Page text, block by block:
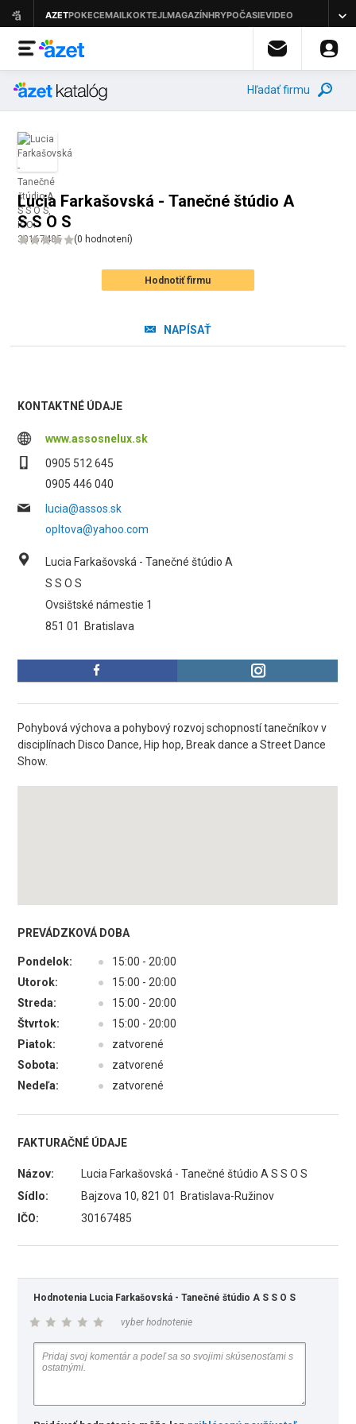
Hľadať firmu
Lucia Farkašovská - Tanečné štúdio A
S S O S
(0 hodnotení)
Hodnotiť firmu
NAPÍSAŤ
KONTAKTNÉ ÚDAJE
www.assosnelux.sk
0905 512 645
0905 446 040
lucia@assos.sk
opltova@yahoo.com
Lucia Farkašovská - Tanečné štúdio A
S S O S
Ovsištské námestie 1
851 01
Bratislava
Pohybová výchova a pohybový rozvoj schopností tanečníkov v
disciplínach Disco Dance, Hip hop, Break dance a Street Dance
Show.
PREVÁDZKOVÁ DOBA
Pondelok: ●
15:00 - 20:00
Utorok:
●
15:00 - 20:00
Streda:
●
15:00 - 20:00
Štvrtok:
●
15:00 - 20:00
Piatok:
●
zatvorené
Sobota:
●
zatvorené
Nedeľa:
● zatvorené
FAKTURAČNÉ ÚDAJE
Názov:
Lucia Farkašovská - Tanečné štúdio A S S O S
Sídlo:
Bajzova 10, 821 01 Bratislava-Ružinov
IČO:
30167485
Hodnotenia Lucia Farkašovská - Tanečné štúdio A S S O S
vyber hodnotenie